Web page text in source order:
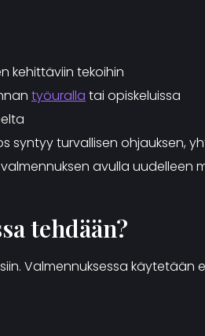
kehittäviin tekoihin
työuralla tai opiskeluissa
syntyy turvallisen ohjauksen,
avulla uudelleen
tehdään?
Valmennuksessa käytetään